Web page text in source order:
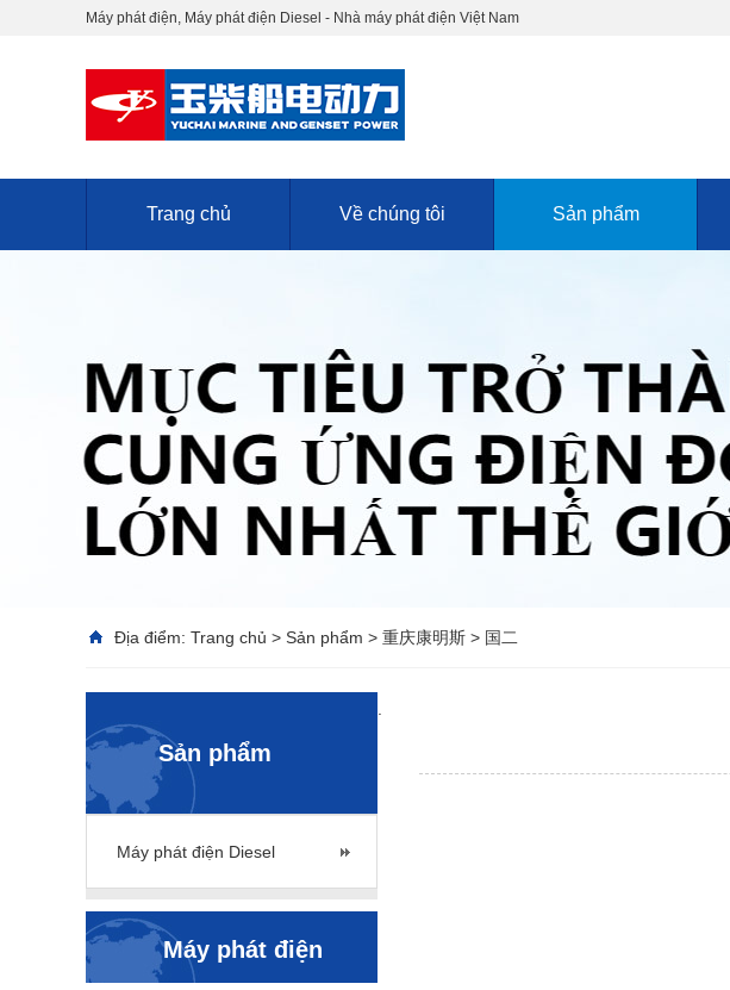
Máy phát điện, Máy phát điện Diesel - Nhà máy phát điện Việt Nam
Trang chủ Về chúng tôi Sản phẩm
Địa điểm: Trang chủ > Sản phẩm > 重庆康明斯 > 国二
Sản phẩm
Máy phát điện Diesel
Máy phát điện